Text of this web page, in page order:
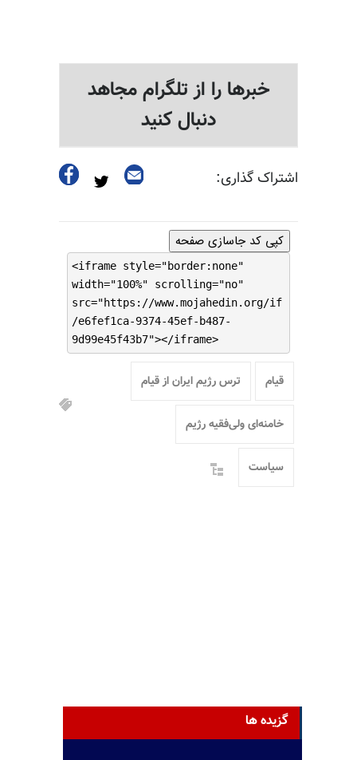
خبرها را از تلگرام مجاهد
دنبال کنید
اشتراک گذاری:
کپی کد جاسازی صفحه
<iframe style="border:none"
width="100%" scrolling="no"
src="https://www.mojahedin.org/if
/e6fef1ca-9374-45ef-b487-
9d99e45f43b7"></iframe>
قیام ترس رژیم ایران از قیام
خامنه‌ای ولی‌فقیه رژیم
سیاست
گزیده ها